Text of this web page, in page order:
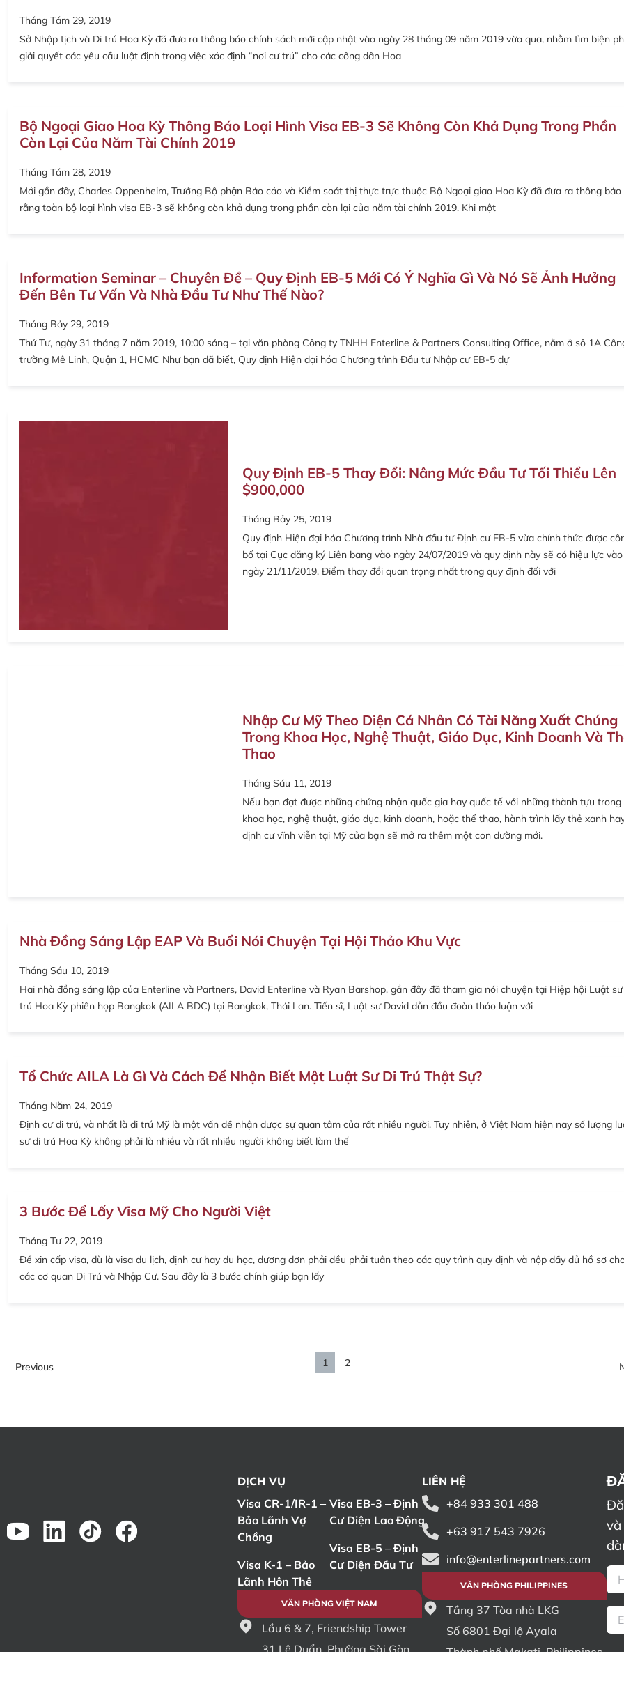
Tháng Tám 29, 2019
Sở Nhập tịch và Di trú Hoa Kỳ đã đưa ra thông báo chính sách mới cập nhật vào ngày 28 tháng 09 năm 2019 vừa qua, nhằm tìm biện
giải quyết các yêu cầu luật định trong việc xác định “nơi cư trú” cho các công dân Hoa
Bộ Ngoại Giao Hoa Kỳ Thông Báo Loại Hình Visa EB-3 Sẽ Không Còn Khả Dụng Trong Phần
Còn Lại Của Năm Tài Chính 2019
Tháng Tám 28, 2019
Mới gần đây, Charles Oppenheim, Trưởng Bộ phận Báo cáo và Kiểm soát thị thực trực thuộc Bộ Ngoại giao Hoa Kỳ đã đưa ra thông báo
rằng toàn bộ loại hình visa EB-3 sẽ không còn khả dụng trong phần còn lại của năm tài chính 2019. Khi một
Information Seminar – Chuyên Đề – Quy Định EB-5 Mới Có Ý Nghĩa Gì Và Nó Sẽ Ảnh Hưởng
Đến Bên Tư Vấn Và Nhà Đầu Tư Như Thế Nào?
Tháng Bảy 29, 2019
Thứ Tư, ngày 31 tháng 7 năm 2019, 10:00 sáng – tại văn phòng Công ty TNHH Enterline & Partners Consulting Office, nằm ở sô 1A
trường Mê Linh, Quận 1, HCMC Như bạn đã biết, Quy định Hiện đại hóa Chương trình Đầu tư Nhập cư EB-5 dự
Quy Định EB-5 Thay Đổi: Nâng Mức Đầu Tư Tối Thiểu Lên
$900,000
Tháng Bảy 25, 2019
Quy định Hiện đại hóa Chương trình Nhà đầu tư Định cư EB-5 vừa chính thức được
bố tại Cục đăng ký Liên bang vào ngày 24/07/2019 và quy định này sẽ có hiệu lực vào
ngày 21/11/2019. Điểm thay đổi quan trọng nhất trong quy định đối với
Nhập Cư Mỹ Theo Diện Cá Nhân Có Tài Năng Xuất Chúng
Trong Khoa Học, Nghệ Thuật, Giáo Dục, Kinh Doanh Và
Thao
Tháng Sáu 11, 2019
Nếu bạn đạt được những chứng nhận quốc gia hay quốc tế với những thành tựu trong
khoa học, nghệ thuật, giáo dục, kinh doanh, hoặc thể thao, hành trình lấy thẻ xanh
định cư vĩnh viễn tại Mỹ của bạn sẽ mở ra thêm một con đường mới.
Nhà Đồng Sáng Lập EAP Và Buổi Nói Chuyện Tại Hội Thảo Khu Vực
Tháng Sáu 10, 2019
Hai nhà đồng sáng lập của Enterline và Partners, David Enterline và Ryan Barshop, gần đây đã tham gia nói chuyện tại Hiệp hội Luật
trú Hoa Kỳ phiên họp Bangkok (AILA BDC) tại Bangkok, Thái Lan. Tiến sĩ, Luật sư David dẫn đầu đoàn thảo luận với
Tổ Chức AILA Là Gì Và Cách Để Nhận Biết Một Luật Sư Di Trú Thật Sự?
Tháng Năm 24, 2019
Định cư di trú, và nhất là di trú Mỹ là một vấn đề nhận được sự quan tâm của rất nhiều người. Tuy nhiên, ở Việt Nam hiện nay số lượng
sư di trú Hoa Kỳ không phải là nhiều và rất nhiều người không biết làm thế
3 Bước Để Lấy Visa Mỹ Cho Người Việt
Tháng Tư 22, 2019
Để xin cấp visa, dù là visa du lịch, định cư hay du học, đương đơn phải đều phải tuân theo các quy trình quy định và nộp đầy đủ hồ sơ
các cơ quan Di Trú và Nhập Cư. Sau đây là 3 bước chính giúp bạn lấy
Previous 1 2
DỊCH VỤ
Visa CR-1/IR-1 –
Bảo Lãnh Vợ
Chồng
Visa K-1 – Bảo
Lãnh Hôn Thê
Visa EB-3 – Định
Cư Diện Lao Động
Visa EB-5 – Định
Cư Diện Đầu Tư
VĂN PHÒNG VIỆT NAM
Lầu 6 & 7, Friendship Tower
31 Lê Duẩn, Phường Sài Gòn,
LIÊN HỆ
+84 933 301 488
+63 917 543 7926
info@enterlinepartners.com
VĂN PHÒNG PHILIPPINES
Tầng 37 Tòa nhà LKG
Số 6801 Đại lộ Ayala
Thành phố Makati, Philippines
và